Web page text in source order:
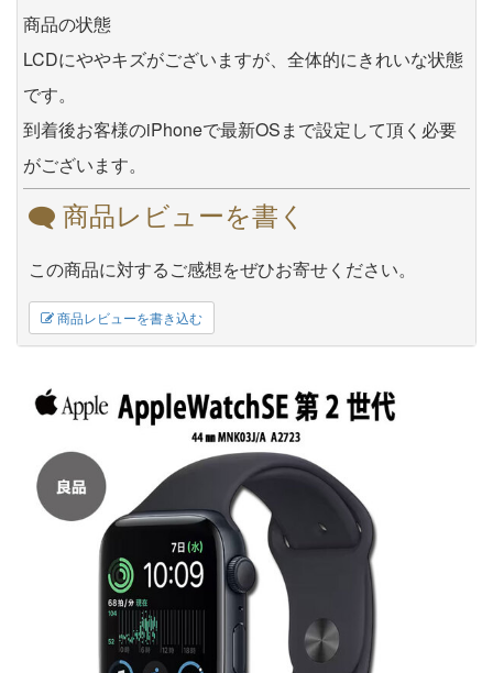
商品の状態
LCDにややキズがございますが、全体的にきれいな状態
です。
到着後お客様のiPhoneで最新OSまで設定して頂く必要
がございます。
商品レビューを書く
この商品に対するご感想をぜひお寄せください。
商品レビューを書き込む